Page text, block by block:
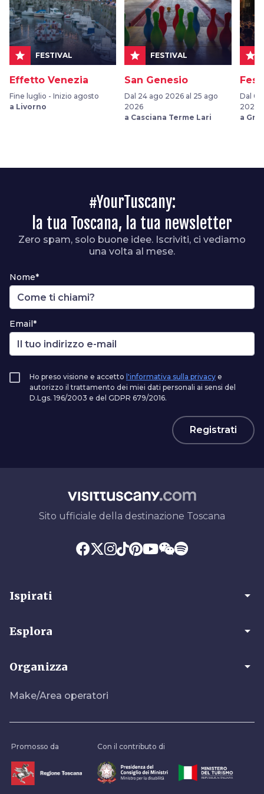
star FESTIVAL
Effetto Venezia
Fine luglio - Inizio agosto
a Livorno
star FESTIVAL
San Genesio
Dal 24 ago 2026 al 25 ago
2026
a Casciana Terme Lari
star
Dal
2026
a
#YourTuscany:
la tua Toscana, la tua newsletter
Zero spam, solo buone idee. Iscriviti, ci vediamo
una volta al mese.
Nome*
Email*
Ho preso visione e accetto l'informativa sulla privacy e
autorizzo il trattamento dei miei dati personali ai sensi del
D.Lgs. 196/2003 e del GDPR 679/2016.
Registrati
Sito ufficiale della destinazione Toscana
Ispirati arrow_drop_down
Esplora arrow_drop_down
Organizza arrow_drop_down
Make/Area operatori
Promosso da Con il contributo di